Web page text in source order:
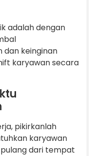
adalah dengan
keinginan
karyawan secara
pikirkanlah
karyawan
dari tempat